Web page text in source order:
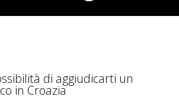
di aggiudicarti un
in Croazia